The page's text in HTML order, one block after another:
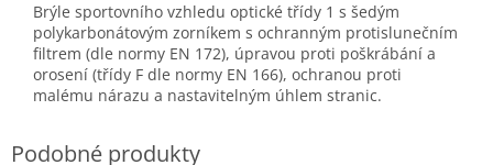
Brýle sportovního vzhledu optické třídy 1 s šedým
polykarbonátovým zorníkem s ochranným protislunečním
filtrem (dle normy EN 172), úpravou proti poškrábání a
orosení (třídy F dle normy EN 166), ochranou proti
malému nárazu a nastavitelným úhlem stranic.